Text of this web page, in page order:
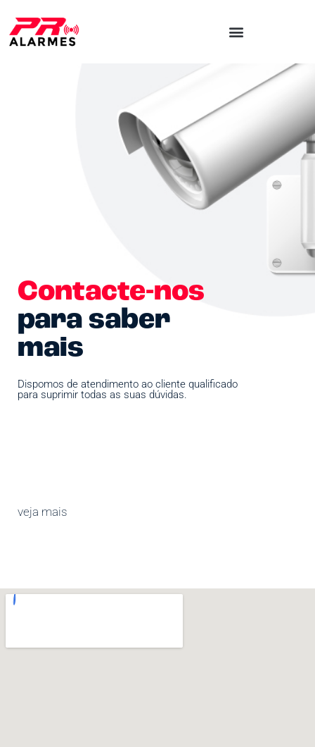
Contacte-nos
para saber
mais
Dispomos de atendimento ao cliente qualificado
para suprimir todas as suas dúvidas.
veja mais